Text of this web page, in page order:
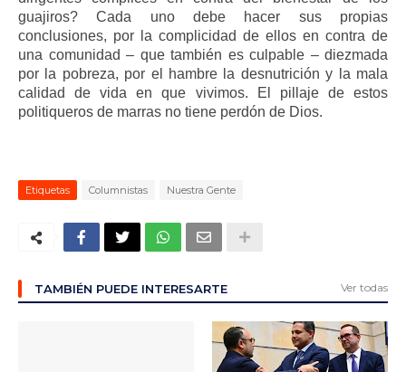
guajiros? Cada uno debe hacer sus propias
conclusiones, por la complicidad de ellos en contra de
una comunidad – que también es culpable – diezmada
por la pobreza, por el hambre la desnutrición y la mala
calidad de vida en que vivimos. El pillaje de estos
politiqueros de marras no tiene perdón de Dios.
Etiquetas Columnistas Nuestra Gente
TAMBIÉN PUEDE INTERESARTE Ver todas